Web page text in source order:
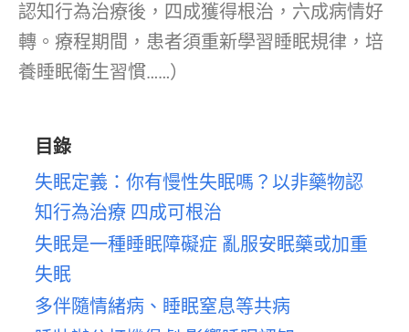
認知行為治療後，四成獲得根治，六成病情好
轉。療程期間，患者須重新學習睡眠規律，培
養睡眠衛生習慣……）
目錄
失眠定義：你有慢性失眠嗎？以非藥物認
知行為治療 四成可根治
失眠是一種睡眠障礙症 亂服安眠藥或加重
失眠
多伴隨情緒病、睡眠窒息等共病